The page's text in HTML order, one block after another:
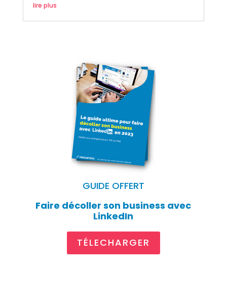
lire plus
GUIDE OFFERT
Faire décoller son business avec
LinkedIn
TÉLECHARGER